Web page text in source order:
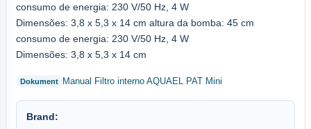
consumo de energia: 230 V/50 Hz, 4 W
Dimensões: 3,8 x 5,3 x 14 cm altura da bomba: 45 cm
consumo de energia: 230 V/50 Hz, 4 W
Dimensões: 3,8 x 5,3 x 14 cm
Manual Filtro interno AQUAEL PAT Mini
Brand: